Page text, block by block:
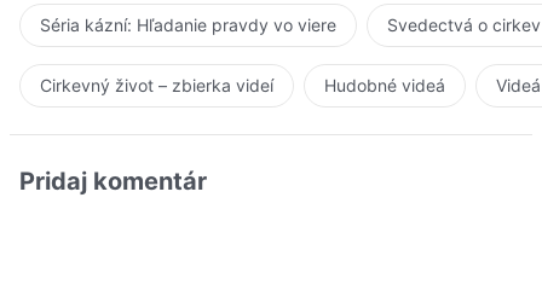
Séria kázní: Hľadanie pravdy vo viere Svedectvá o
Cirkevný život – zbierka videí Hudobné videá
Pridaj komentár